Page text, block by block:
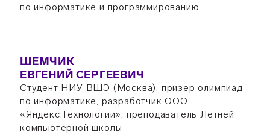
по информатике и программированию
ШЕМЧИК
ЕВГЕНИЙ СЕРГЕЕВИЧ
Студент НИУ ВШЭ (Москва), призер олимпиад
по информатике, разработчик ООО
«Яндекс.Технологии», преподаватель Летней
компьютерной школы